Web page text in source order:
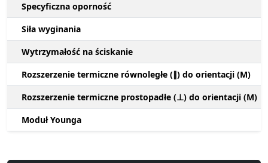
Specyficzna oporność
Siła wyginania
Wytrzymałość na ściskanie
Rozszerzenie termiczne równoległe (∥) do orientacji (M)
Rozszerzenie termiczne prostopadłe (⊥) do orientacji (M)
Moduł Younga